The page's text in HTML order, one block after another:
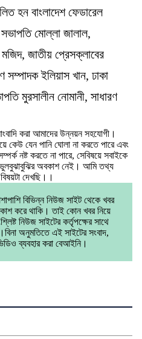
হন বাংলাদেশ ফেডারেল
মোল্লা জালাল,
জাতীয় প্রেসক্লাবের
সম্পাদক ইলিয়াস খান, ঢাকা
মুরসালীন নোমানী, সাধারণ
করা আমাদের উন্নয়ন সহযোগী।
কেউ যেন পানি ঘোলা না করতে পারে এবং
নষ্ট করতে না পারে, সেবিষয়ে সবাইকে
অবকাশ নেই। আমি তথ্য
বিষয়টা দেখছি।।
বিভিন্ন নিউজ সাইট থেকে খবর
করে থাকি। তাই কোন খবর নিয়ে
নিউজ সাইটের কর্তৃপক্ষের সাথে
অনুমতিতে এই সাইটের সংবাদ,
ব্যবহার করা বেআইনি।